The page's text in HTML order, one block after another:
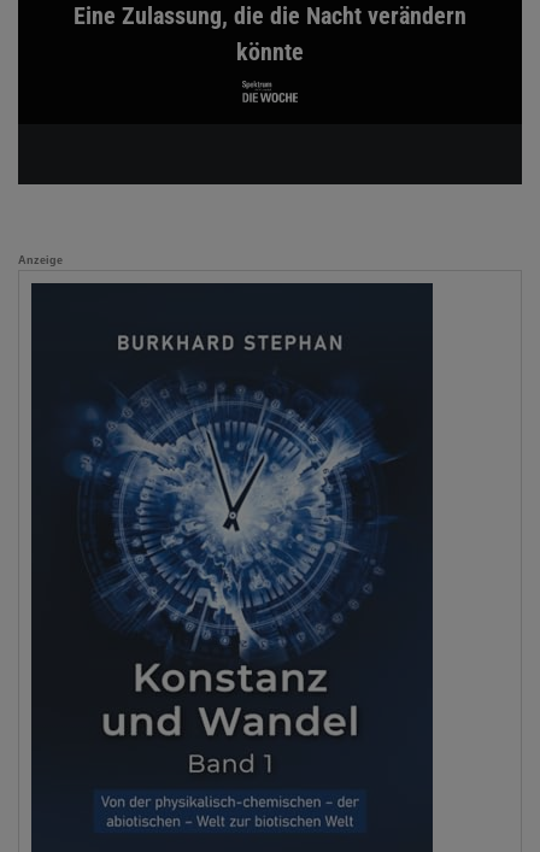
Eine Zulassung, die die Nacht verändern
könnte
Anzeige